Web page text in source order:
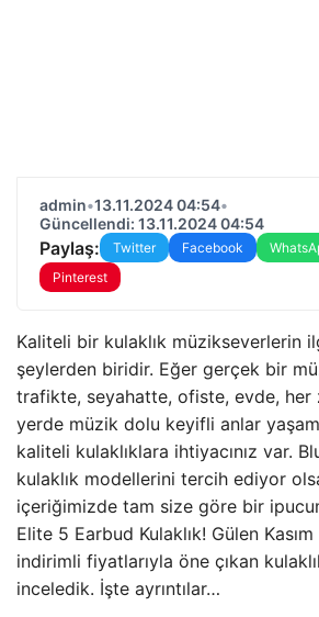
admin•13.11.2024 04:54•
Güncellendi: 13.11.2024 04:54
Paylaş: Twitter Facebook
Pinterest
Kaliteli bir kulaklık müzikseverlerin
şeylerden biridir. Eğer gerçek bir
trafikte, seyahatte, ofiste, evde, her
yerde müzik dolu keyifli anlar
kaliteli kulaklıklara ihtiyacınız var.
kulaklık modellerini tercih ediyor
içeriğimizde tam size göre bir
Elite 5 Earbud Kulaklık! Gülen Kasım
indirimli fiyatlarıyla öne çıkan
inceledik. İşte ayrıntılar…